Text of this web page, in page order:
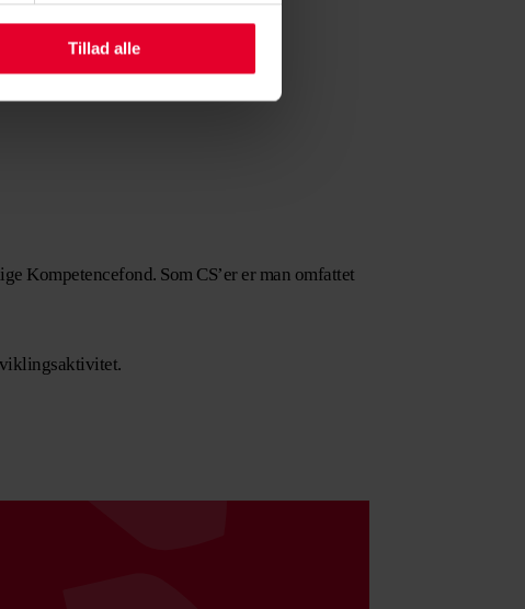
Tillad alle
Kompetencefond. Som CS’er er man omfattet